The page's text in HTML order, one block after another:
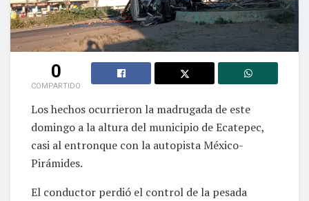
0
COMPARTIDO
Los hechos ocurrieron la madrugada de este
domingo a la altura del municipio de Ecatepec,
casi al entronque con la autopista México-
Pirámides.
El conductor perdió el control de la pesada